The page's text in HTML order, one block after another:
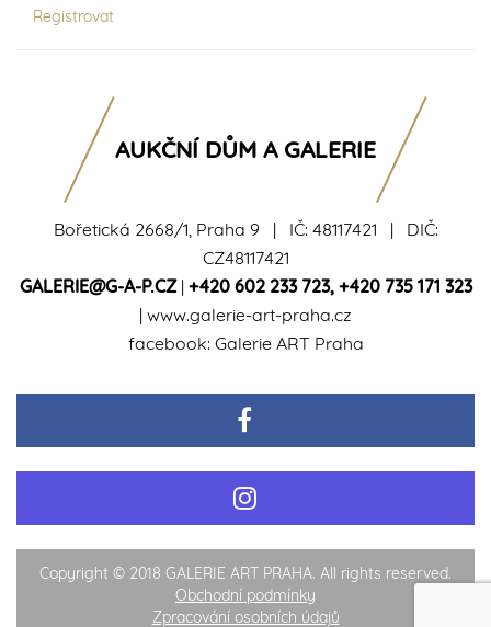
Registrovat
Bořetická 2668/1, Praha 9 | IČ: 48117421 | DIČ:
CZ48117421
GALERIE@G-A-P.CZ| +420 602 233 723, +420 735 171 323
| www.galerie-art-praha.cz
facebook: Galerie ART Praha
AUKČNÍ DŮM A GALERIE
Copyright © 2018 GALERIE ART PRAHA. All rights reserved.
Obchodní podmínky
Zpracování osobních údajů